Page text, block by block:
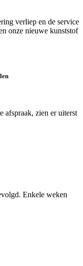
verliep en de service
onze nieuwe kunststof
afspraak, zien er uiterst
Enkele weken